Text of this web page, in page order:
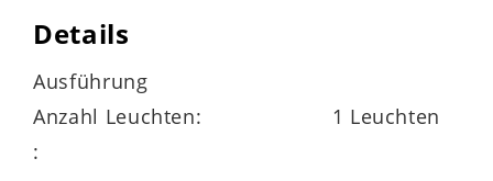
Ausführungen lieferbar
Abmessungen
Details
Ausführung
Anzahl Leuchten:
1 Leuchten
: